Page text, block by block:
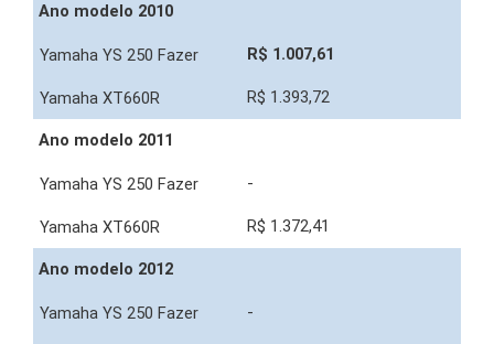
Ano modelo 2010
R$ 1.007,61
R$ 1.393,72
Ano modelo 2011
-
R$ 1.372,41
Ano modelo 2012
-